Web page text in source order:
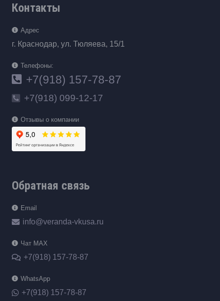
Контакты
Адрес
г. Краснодар, ул. Тюляева, 15/1
Телефоны:
+7(918) 157-78-87
+7(918) 099-12-17
Отзывы о компании
Обратная связь
Email
info@veranda-vkusa.ru
Чат MAX
+7(918) 157-78-87
WhatsApp
+7(918) 157-78-87